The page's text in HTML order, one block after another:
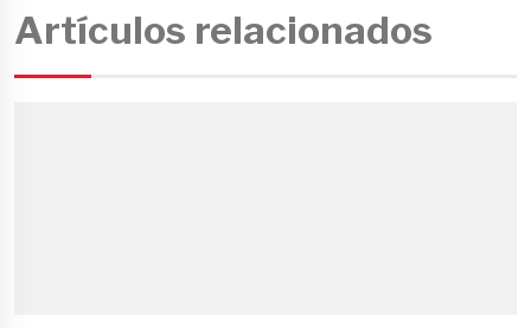
Artículos relacionados